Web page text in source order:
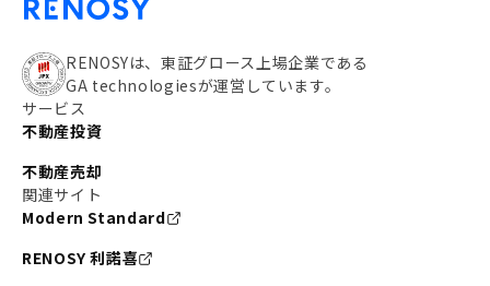
RENOSYは、東証グロース上場企業である
GA technologiesが運営しています。
サービス
不動産投資
不動産売却
関連サイト
Modern Standard
RENOSY 利諾喜